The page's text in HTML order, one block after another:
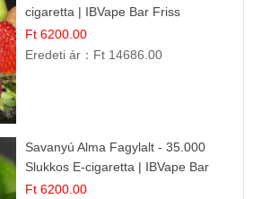
cigaretta | IBVape Bar Friss
Gyümölcs Ízek
Ft 6200.00
Eredeti ár： Ft 14686.00
Savanyú Alma Fagylalt - 35.000
Slukkos E-cigaretta | IBVape Bar
Ft 6200.00